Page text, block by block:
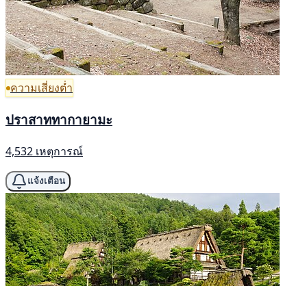
ความเสี่ยงต่ำ
ปราสาททากายามะ
4,532 เหตุการณ์
แจ้งเตือน